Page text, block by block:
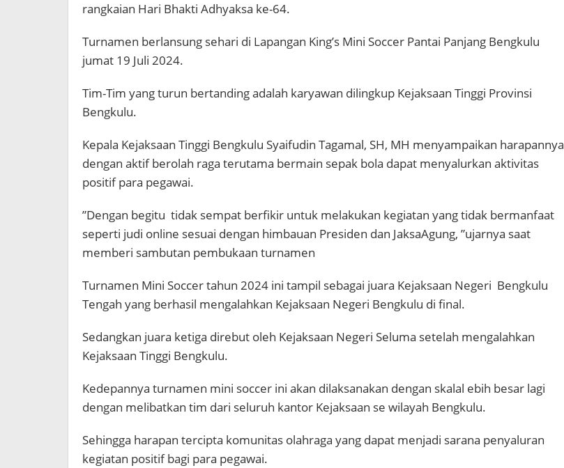
rangkaian Hari Bhakti Adhyaksa ke-64.
Turnamen berlansung sehari di Lapangan King’s Mini Soccer Pantai Panjang Bengkulu
jumat 19 Juli 2024.
Tim-Tim yang turun bertanding adalah karyawan dilingkup Kejaksaan Tinggi Provinsi
Bengkulu.
Kepala Kejaksaan Tinggi Bengkulu Syaifudin Tagamal, SH, MH menyampaikan harapannya
dengan aktif berolah raga terutama bermain sepak bola dapat menyalurkan aktivitas
positif para pegawai.
”Dengan begitu tidak sempat berfikir untuk melakukan kegiatan yang tidak bermanfaat
seperti judi online sesuai dengan himbauan Presiden dan JaksaAgung, ”ujarnya saat
memberi sambutan pembukaan turnamen
Turnamen Mini Soccer tahun 2024 ini tampil sebagai juara Kejaksaan Negeri Bengkulu
Tengah yang berhasil mengalahkan Kejaksaan Negeri Bengkulu di final.
Sedangkan juara ketiga direbut oleh Kejaksaan Negeri Seluma setelah mengalahkan
Kejaksaan Tinggi Bengkulu.
Kedepannya turnamen mini soccer ini akan dilaksanakan dengan skalal ebih besar lagi
dengan melibatkan tim dari seluruh kantor Kejaksaan se wilayah Bengkulu.
Sehingga harapan tercipta komunitas olahraga yang dapat menjadi sarana penyaluran
kegiatan positif bagi para pegawai.